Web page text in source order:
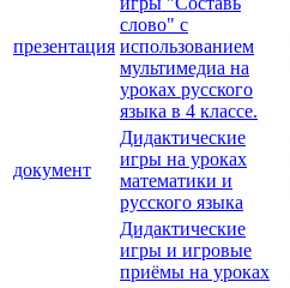
презентация
слово" с
использованием
мультимедиа на
уроках русского
языка в 4 классе.
документ
Дидактические
игры на уроках
математики и
русского языка
Дидактические
игры и игровые
приёмы на уроках